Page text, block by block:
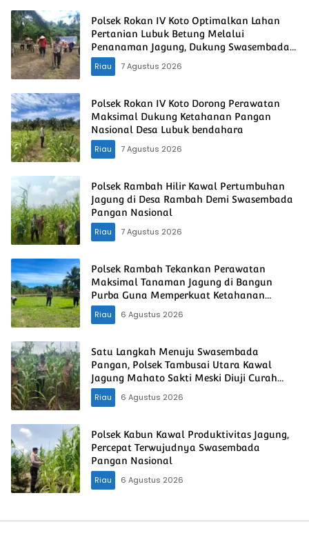
Polsek Rokan IV Koto Optimalkan Lahan
Pertanian Lubuk Betung Melalui
Penanaman Jagung, Dukung Swasembada
Pangan Nasional
Riau 7 Agustus 2026
Polsek Rokan IV Koto Dorong Perawatan
Maksimal Dukung Ketahanan Pangan
Nasional Desa Lubuk bendahara
Riau
7 Agustus 2026
Polsek Rambah Hilir Kawal Pertumbuhan
Jagung di Desa Rambah Demi Swasembada
Pangan Nasional
Riau
7 Agustus 2026
Polsek Rambah Tekankan Perawatan
Maksimal Tanaman Jagung di Bangun
Purba Guna Memperkuat Ketahanan
Pangan Nasional
Riau 6 Agustus 2026
Satu Langkah Menuju Swasembada
Pangan, Polsek Tambusai Utara Kawal
Jagung Mahato Sakti Meski Diuji Curah
Hujan
Riau 6 Agustus 2026
Polsek Kabun Kawal Produktivitas Jagung,
Percepat Terwujudnya Swasembada
Pangan Nasional
Riau
6 Agustus 2026